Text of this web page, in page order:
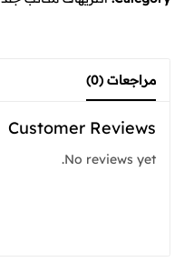
مراجعات (0)
Customer Reviews
No reviews yet.